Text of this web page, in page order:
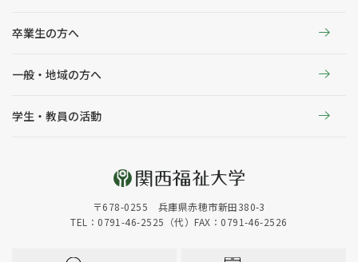
卒業生の方へ
一般・地域の方へ
学生・教員の活動
〒678-0255 兵庫県赤穂市新田380-3
TEL：0791-46-2525（代）FAX：0791-46-2526